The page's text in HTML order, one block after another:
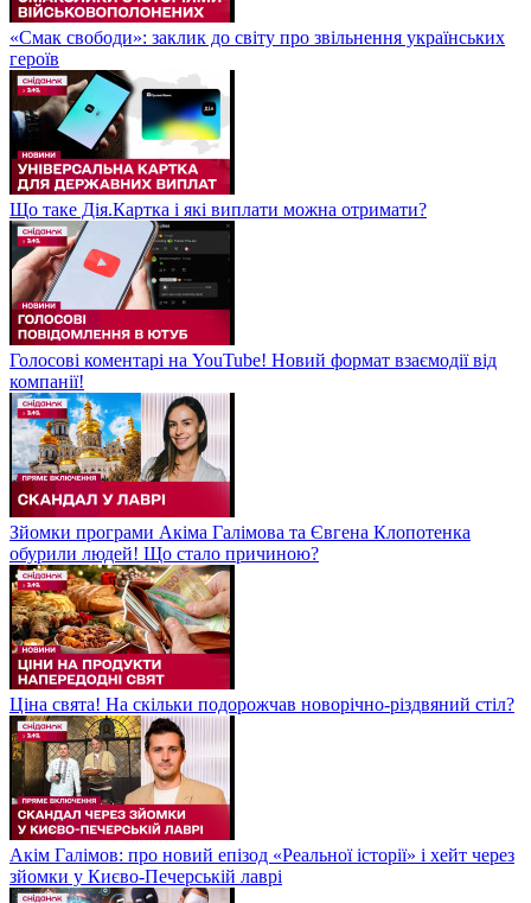
«Смак свободи»: заклик до світу про звільнення українських
героїв
Що таке Дія.Картка і які виплати можна отримати?
Голосові коментарі на YouTube! Новий формат взаємодії від
компанії!
Зйомки програми Акіма Галімова та Євгена Клопотенка
обурили людей! Що стало причиною?
Ціна свята! На скільки подорожчав новорічно-різдвяний стіл?
Акім Галімов: про новий епізод «Реальної історії» і хейт через
зйомки у Києво-Печерській лаврі